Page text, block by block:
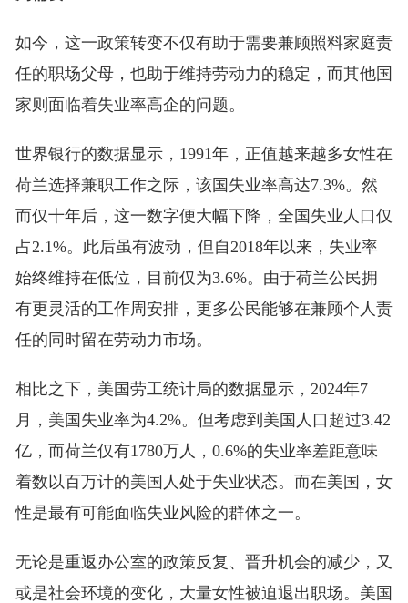
如今，这一政策转变不仅有助于需要兼顾照料家庭责
任的职场父母，也助于维持劳动力的稳定，而其他国
家则面临着失业率高企的问题。
世界银行的数据显示，1991年，正值越来越多女性在
荷兰选择兼职工作之际，该国失业率高达7.3%。然
而仅十年后，这一数字便大幅下降，全国失业人口仅
占2.1%。此后虽有波动，但自2018年以来，失业率
始终维持在低位，目前仅为3.6%。由于荷兰公民拥
有更灵活的工作周安排，更多公民能够在兼顾个人责
任的同时留在劳动力市场。
相比之下，美国劳工统计局的数据显示，2024年7
月，美国失业率为4.2%。但考虑到美国人口超过3.42
亿，而荷兰仅有1780万人，0.6%的失业率差距意味
着数以百万计的美国人处于失业状态。而在美国，女
性是最有可能面临失业风险的群体之一。
无论是重返办公室的政策反复、晋升机会的减少，又
或是社会环境的变化，大量女性被迫退出职场。美国